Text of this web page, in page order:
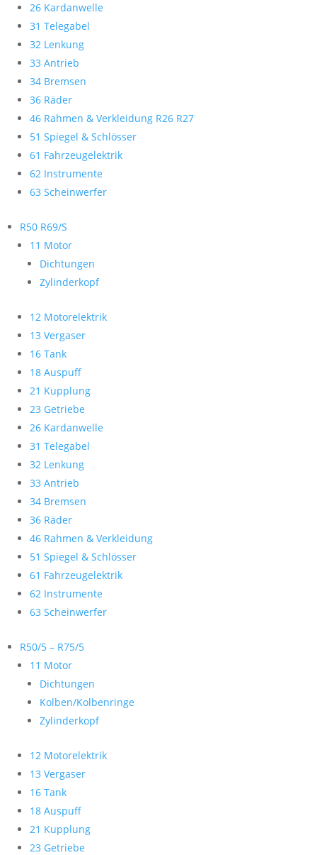
26 Kardanwelle
31 Telegabel
32 Lenkung
33 Antrieb
34 Bremsen
36 Räder
46 Rahmen & Verkleidung R26 R27
51 Spiegel & Schlösser
61 Fahrzeugelektrik
62 Instrumente
63 Scheinwerfer
R50 R69/S
11 Motor
Dichtungen
Zylinderkopf
12 Motorelektrik
13 Vergaser
16 Tank
18 Auspuff
21 Kupplung
23 Getriebe
26 Kardanwelle
31 Telegabel
32 Lenkung
33 Antrieb
34 Bremsen
36 Räder
46 Rahmen & Verkleidung
51 Spiegel & Schlösser
61 Fahrzeugelektrik
62 Instrumente
63 Scheinwerfer
R50/5 – R75/5
11 Motor
Dichtungen
Kolben/Kolbenringe
Zylinderkopf
12 Motorelektrik
13 Vergaser
16 Tank
18 Auspuff
21 Kupplung
23 Getriebe